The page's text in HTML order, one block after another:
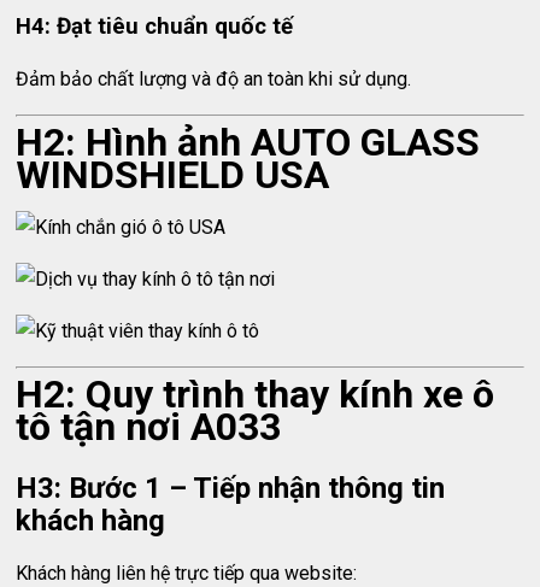
H4: Đạt tiêu chuẩn quốc tế
Đảm bảo chất lượng và độ an toàn khi sử dụng.
H2: Hình ảnh AUTO GLASS
WINDSHIELD USA
H2: Quy trình thay kính xe ô
tô tận nơi A033
H3: Bước 1 – Tiếp nhận thông tin
khách hàng
Khách hàng liên hệ trực tiếp qua website: